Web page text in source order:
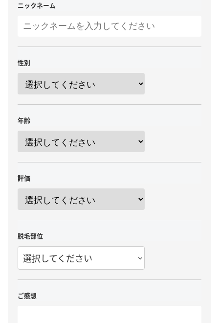
ニックネーム
性別
年齢
評価
脱毛部位
選択してください
ご感想